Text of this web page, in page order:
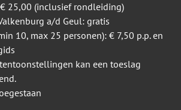
25,00 (inclusief rondleiding)
a/d Geul: gratis
10, max 25 personen): € 7,50 p.p. en
kan een toeslag